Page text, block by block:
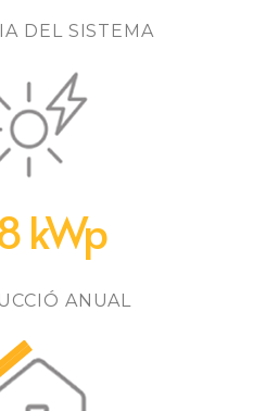
DEL SISTEMA
kWp
ANUAL